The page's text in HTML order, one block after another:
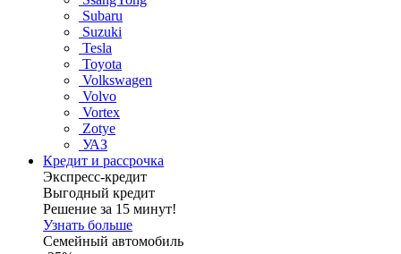
Subaru
Suzuki
Tesla
Toyota
Volkswagen
Volvo
Vortex
Zotye
УАЗ
Кредит и рассрочка
Экспресс-кредит
Выгодный кредит
Решение за 15 минут!
Узнать больше
Семейный автомобиль